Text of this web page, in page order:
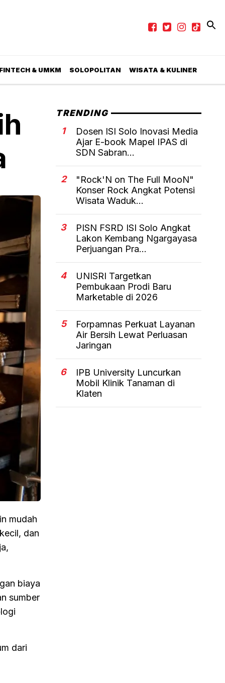
& UMKM SOLOPOLITAN WISATA & KULINER
mudah
dan
biaya
sumber
dari
TRENDING
1
Dosen ISI Solo Inovasi Media
Ajar E-book Mapel IPAS di
SDN Sabran...
2
"Rock'N on The Full MooN"
Konser Rock Angkat Potensi
Wisata Waduk...
3
PISN FSRD ISI Solo Angkat
Lakon Kembang Ngargayasa
Perjuangan Pra...
4
UNISRI Targetkan
Pembukaan Prodi Baru
Marketable di 2026
5
Forpamnas Perkuat Layanan
Air Bersih Lewat Perluasan
Jaringan
6
IPB University Luncurkan
Mobil Klinik Tanaman di
Klaten